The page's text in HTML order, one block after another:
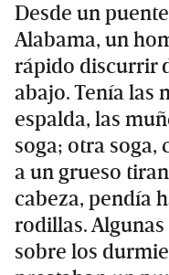
Desde un
Alabama, un
rápido discurrir
abajo. Tenía las
espalda, las
soga; otra soga,
a un grueso
cabeza, pendía
rodillas.
sobre los